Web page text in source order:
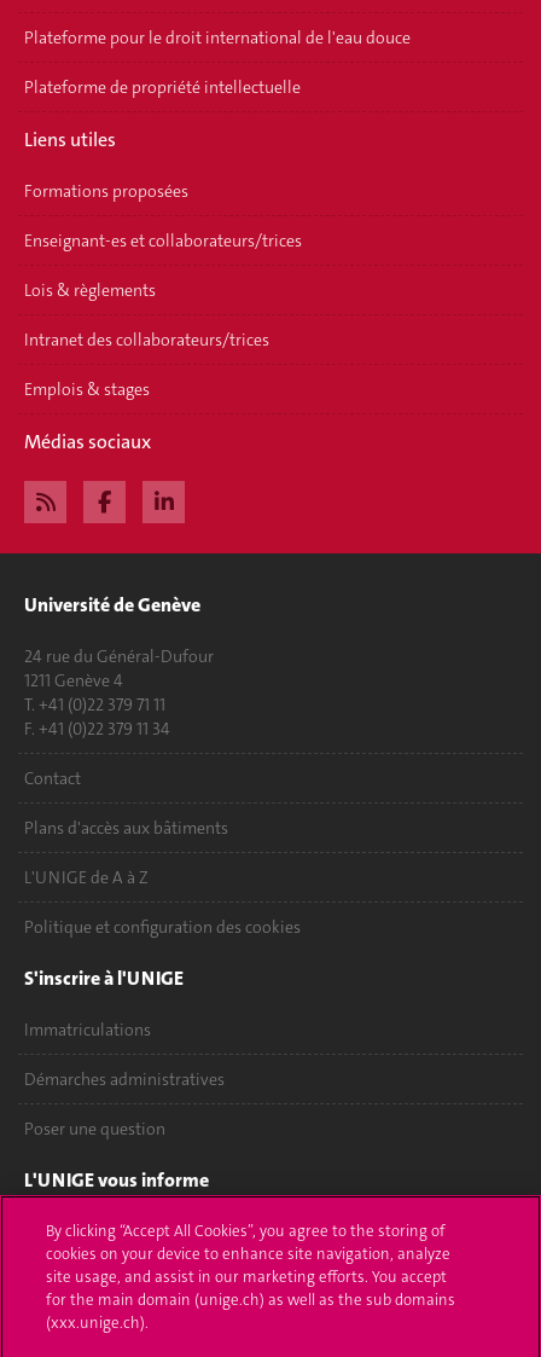
Plateforme pour le droit international de l'eau douce
Plateforme de propriété intellectuelle
Liens utiles
Formations proposées
Enseignant-es et collaborateurs/trices
Lois & règlements
Intranet des collaborateurs/trices
Emplois & stages
Médias sociaux
Université de Genève
24 rue du Général-Dufour
1211 Genève 4
T. +41 (0)22 379 71 11
F. +41 (0)22 379 11 34
Contact
Plans d'accès aux bâtiments
L'UNIGE de A à Z
Politique et configuration des cookies
S'inscrire à l'UNIGE
Immatriculations
Démarches administratives
Poser une question
L'UNIGE vous informe
UNIGE Mobile
Médias
Offres d'emploi
By clicking “Accept All Cookies”, you agree to the storing of
cookies on your device to enhance site navigation, analyze
site usage, and assist in our marketing efforts. You accept
for the main domain (unige.ch) as well as the sub domains
(xxx.unige.ch).